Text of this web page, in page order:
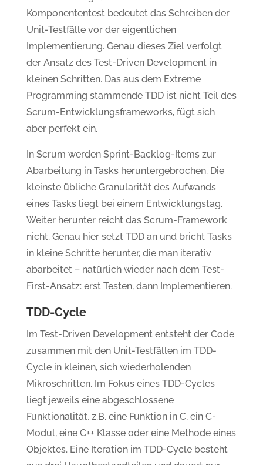
Komponententest bedeutet das Schreiben der
Unit-Testfälle vor der eigentlichen
Implementierung. Genau dieses Ziel verfolgt
der Ansatz des Test-Driven Development in
kleinen Schritten. Das aus dem Extreme
Programming stammende TDD ist nicht Teil des
Scrum-Entwicklungsframeworks, fügt sich
aber perfekt ein.
In Scrum werden Sprint-Backlog-Items zur
Abarbeitung in Tasks heruntergebrochen. Die
kleinste übliche Granularität des Aufwands
eines Tasks liegt bei einem Entwicklungstag.
Weiter herunter reicht das Scrum-Framework
nicht. Genau hier setzt TDD an und bricht Tasks
in kleine Schritte herunter, die man iterativ
abarbeitet – natürlich wieder nach dem Test-
First-Ansatz: erst Testen, dann Implementieren.
TDD-Cycle
Im Test-Driven Development entsteht der Code
zusammen mit den Unit-Testfällen im TDD-
Cycle in kleinen, sich wiederholenden
Mikroschritten. Im Fokus eines TDD-Cycles
liegt jeweils eine abgeschlossene
Funktionalität, z.B. eine Funktion in C, ein C-
Modul, eine C++ Klasse oder eine Methode eines
Objektes. Eine Iteration im TDD-Cycle besteht